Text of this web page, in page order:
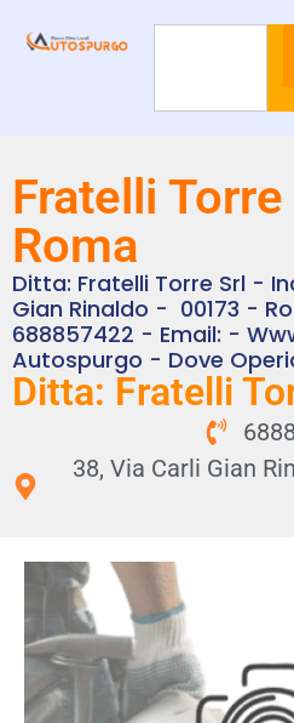
Fratelli
Roma
Ditta: Fratelli Torre Srl -
Gian Rinaldo - 00173 -
688857422 - Email: -
Autospurgo - Dove
Ditta: Fratelli
38, Via Carli Gian